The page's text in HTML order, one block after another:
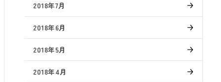
2018年7月
2018年6月
2018年5月
2018年4月